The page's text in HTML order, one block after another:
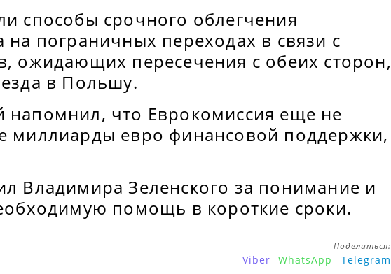
способы срочного облегчения
на пограничных переходах в связи с
ожидающих пересечения с обеих сторон,
в Польшу.
что Еврокомиссия еще не
миллиарды евро финансовой поддержки,
Владимира Зеленского за понимание и
помощь в короткие сроки.
Поделиться:
Viber WhatsApp Telegram